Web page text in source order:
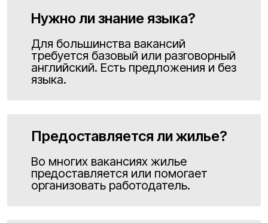
Нужно ли знание языка?
Для большинства вакансий
требуется базовый или разговорный
английский. Есть предложения и без
языка.
Предоставляется ли жилье?
Во многих вакансиях жилье
предоставляется или помогает
организовать работодатель.